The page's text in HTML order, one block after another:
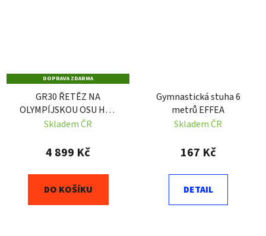
DOPRAVA ZDARMA
GR30 ŘETĚZ NA
OLYMPÍJSKOU OSU HMS
(2KS.)
Skladem ČR
4 899 Kč
DO KOŠÍKU
Gymnastická stuha 6
metrů EFFEA
Skladem ČR
167 Kč
DETAIL